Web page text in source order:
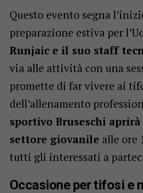
Questo evento segna
preparazione estiva per
Runjaic e il suo staff
via alle attività con una
promette di far vivere ai
dell’allenamento
sportivo Bruseschi
settore giovanile alle ore
tutti gli interessati a
Occasione per tifosi e